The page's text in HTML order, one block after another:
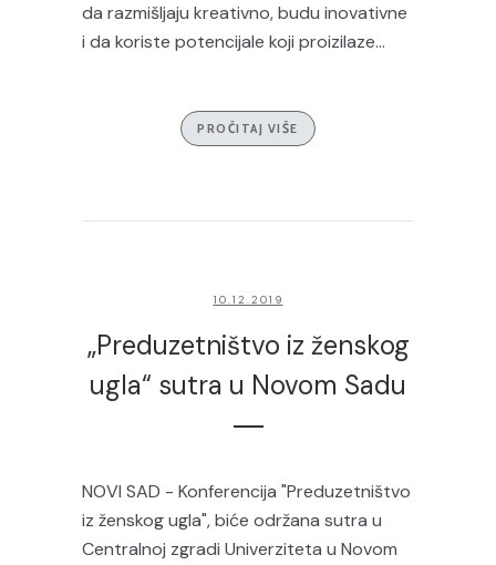
da razmišljaju kreativno, budu inovativne
i da koriste potencijale koji proizilaze...
PROČITAJ VIŠE
10.12.2019
„Preduzetništvo iz ženskog
ugla“ sutra u Novom Sadu
NOVI SAD - Konferencija "Preduzetništvo
iz ženskog ugla", biće održana sutra u
Centralnoj zgradi Univerziteta u Novom